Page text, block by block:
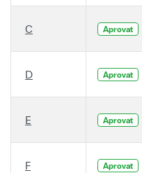
C Aprovat
D Aprovat
E Aprovat
F Aprovat